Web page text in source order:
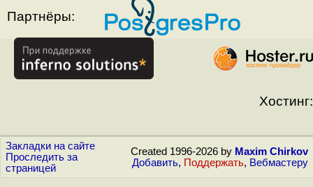
Партнёры:
Хостинг:
Закладки на сайте
Проследить за
страницей
Created 1996-2026 by Maxim Chirkov
Добавить, Поддержать, Вебмастеру